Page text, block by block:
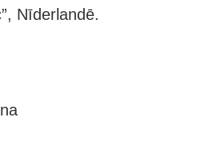
Nīderlandē.